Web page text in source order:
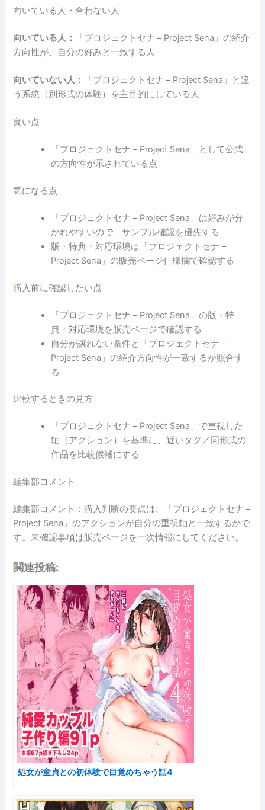
向いている人・合わない人
向いている人：
「プロジェクトセナ – Project Sena」の紹介
方向性が、自分の好みと一致する人
向いていない人：
「プロジェクトセナ – Project Sena」と違
う系統（別形式の体験）を主目的にしている人
良い点
「プロジェクトセナ – Project Sena」として公式
の方向性が示されている点
気になる点
「プロジェクトセナ – Project Sena」は好みが分
かれやすいので、サンプル確認を優先する
版・特典・対応環境は「プロジェクトセナ –
Project Sena」の販売ページ仕様欄で確認する
購入前に確認したい点
「プロジェクトセナ – Project Sena」の版・特
典・対応環境を販売ページで確認する
自分が譲れない条件と「プロジェクトセナ –
Project Sena」の紹介方向性が一致するか照合す
る
比較するときの見方
「プロジェクトセナ – Project Sena」で重視した
軸（アクション）を基準に、近いタグ／同形式の
作品を比較候補にする
編集部コメント
編集部コメント：購入判断の要点は、「プロジェクトセナ –
Project Sena」のアクションが自分の重視軸と一致するかで
す。未確認事項は販売ページを一次情報にしてください。
関連投稿:
処女が童貞との初体験で目覚めちゃう話4